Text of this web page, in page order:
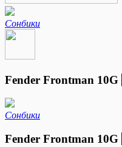
Сонбики
Fender Frontman 10G
Сонбики
Fender Frontman 10G